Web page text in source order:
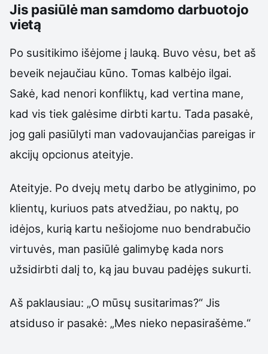
Jis pasiūlė man samdomo darbuotojo
vietą
Po susitikimo išėjome į lauką. Buvo vėsu, bet aš
beveik nejaučiau kūno. Tomas kalbėjo ilgai.
Sakė, kad nenori konfliktų, kad vertina mane,
kad vis tiek galėsime dirbti kartu. Tada pasakė,
jog gali pasiūlyti man vadovaujančias pareigas ir
akcijų opcionus ateityje.
Ateityje. Po dvejų metų darbo be atlyginimo, po
klientų, kuriuos pats atvedžiau, po naktų, po
idėjos, kurią kartu nešiojome nuo bendrabučio
virtuvės, man pasiūlė galimybę kada nors
užsidirbti dalį to, ką jau buvau padėjęs sukurti.
Aš paklausiau: „O mūsų susitarimas?“ Jis
atsiduso ir pasakė: „Mes nieko nepasirašėme.“